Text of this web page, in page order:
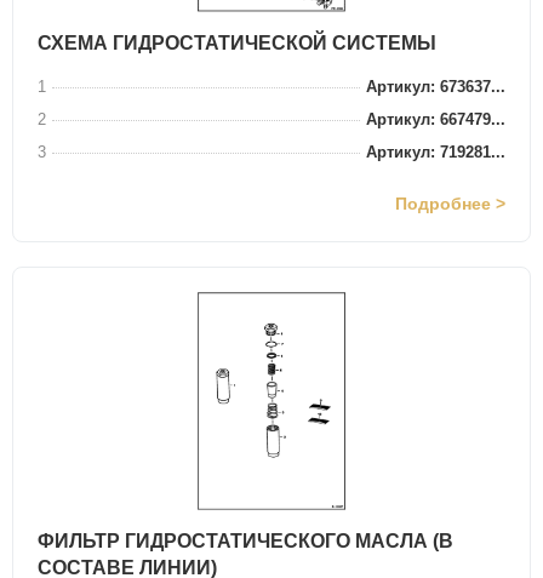
СХЕМА ГИДРОСТАТИЧЕСКОЙ СИСТЕМЫ
1
Артикул: 673637...
2
Артикул: 667479...
3
Артикул: 719281...
Подробнее >
ФИЛЬТР ГИДРОСТАТИЧЕСКОГО МАСЛА (В
СОСТАВЕ ЛИНИИ)